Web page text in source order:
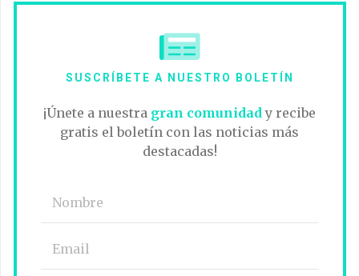
SUSCRÍBETE A NUESTRO BOLETÍN
¡Únete a nuestra gran comunidad y recibe
gratis el boletín con las noticias más
destacadas!